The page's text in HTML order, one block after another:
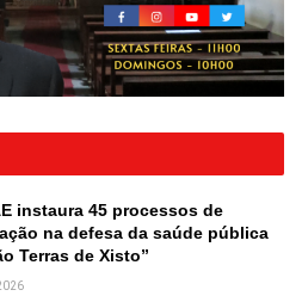
instaura 45 processos de
na defesa da saúde pública
Terras de Xisto”